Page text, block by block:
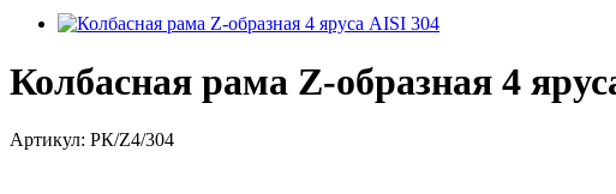
Колбасная рама Z-образная 4
Артикул: РК/Z4/304